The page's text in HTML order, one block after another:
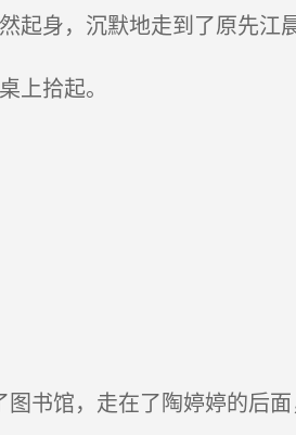
身，沉默地走到了原先江
拾起。
书馆，走在了陶婷婷的后面